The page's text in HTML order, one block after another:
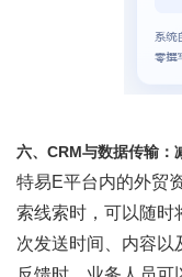
六、 CRM与数据传输：
特易E平台内的外贸
索线索时，可以随时
次发送时间、内容以